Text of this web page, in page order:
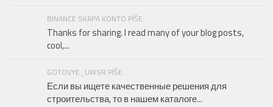
BINANCE SKAPA KONTO PÍŠE:
Thanks for sharing. I read many of your blog posts,
cool,...
GOTOVYE_UWSR PÍŠE:
Если вы ищете качественные решения для
строительства, то в нашем каталоге...